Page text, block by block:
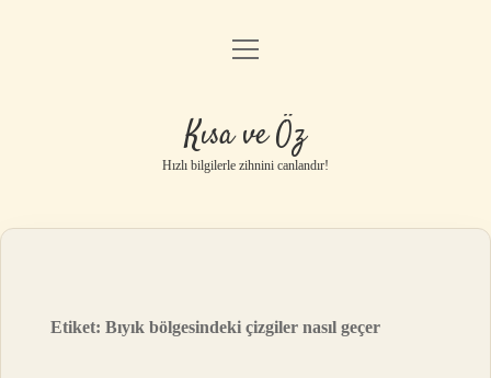
Anasayfa
Gizlilik Politikası
Yasal Uyarı
menüyü
Kısa ve Öz
Hızlı bilgilerle zihnini canlandır!
Etiket:Bıyık bölgesindeki çizgiler nasıl geçer